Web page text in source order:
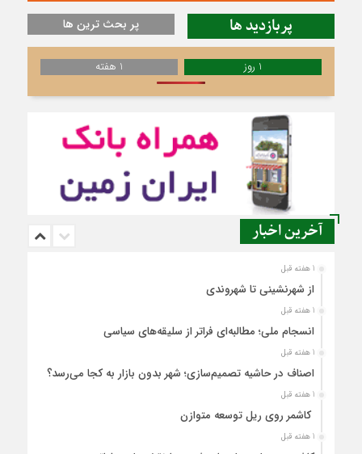
پربازدید ها پر بحث ترین ها
1 روز 1 هفته
آخرین اخبار
1 هفته قبل
از شهرنشینی تا شهروندی
1 هفته قبل
انسجام ملی؛ مطالبه‌ای فراتر از سلیقه‌های سیاسی
1 هفته قبل
اصناف در حاشیه تصمیم‌سازی؛ شهر بدون بازار به کجا می‌رسد؟
1 هفته قبل
کاشمر روی ریل توسعه متوازن
1 هفته قبل